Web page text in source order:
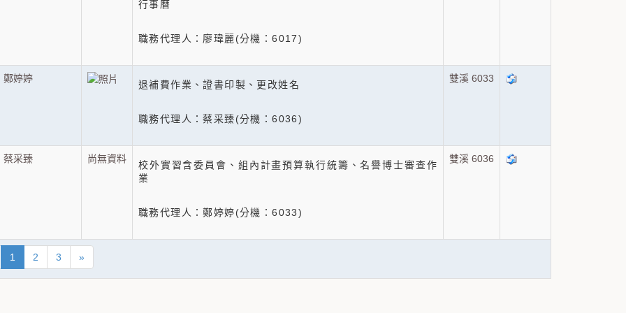
行事曆
職務代理人：廖瑋麗(分機：6017)
鄭婷婷
退補費作業、證書印製、更改姓名
職務代理人：蔡采臻(分機：6036)
雙溪 6033
蔡采臻 尚無資料
校外實習含委員會、組內計畫預算執行統籌、名譽博士審查作
業
職務代理人：鄭婷婷(分機：6033)
雙溪 6036
1 2 3 »